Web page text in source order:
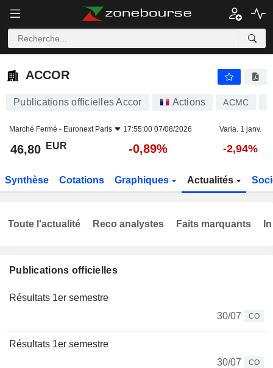
ACCOR
ACCOR
Publications officielles Accor Actions ACMC
Marché Fermé - Euronext Paris 17:55:00 07/08/2026 Varia. 1 janv.
46,80 EUR -0,89% -2,94%
Synthèse Cotations Graphiques Actualités
Publications officielles
Résultats 1er semestre
30/07
CO
Résultats 1er semestre
30/07
CO
Toute l'actualité Reco analystes Faits marquants